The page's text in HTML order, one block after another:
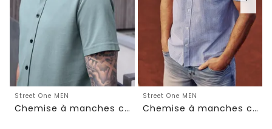
Street One MEN
Chemise à manches courtes en qualité piquée
Street One MEN
Chemise à manches courtes avec poche poitrine et rayures